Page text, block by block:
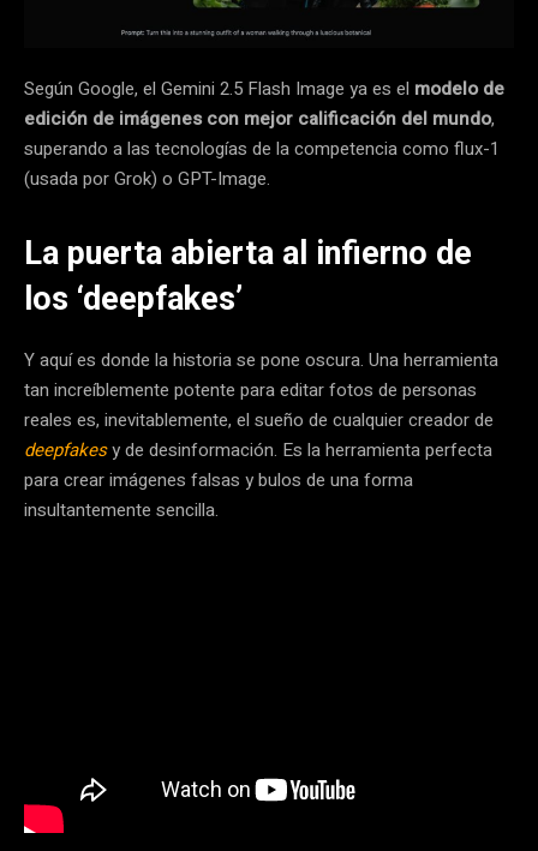
Según Google, el Gemini 2.5 Flash Image ya es el modelo de
edición de imágenes con mejor calificación del mundo,
superando a las tecnologías de la competencia como flux-1
(usada por Grok) o GPT-Image.
La puerta abierta al infierno de
los ‘deepfakes’
Y aquí es donde la historia se pone oscura. Una herramienta
tan increíblemente potente para editar fotos de personas
reales es, inevitablemente, el sueño de cualquier creador de
deepfakesy de desinformación. Es la herramienta perfecta
para crear imágenes falsas y bulos de una forma
insultantemente sencilla.